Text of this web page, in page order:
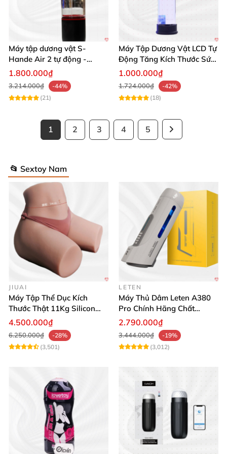
Máy tập dương vật S-
Hande Air 2 tự động -
Rung, Hút, Tăng kích thước
1.800.000₫
3.214.000₫
-44%
(21)
Máy Tập Dương Vật LCD Tự
Động Tăng Kích Thước Sức
Bền
1.000.000₫
1.724.000₫
-42%
(18)
1 2 3 4 5
📂 Sextoy Nam
JIUAI
Máy Tập Thể Dục Kích
Thước Thật 11Kg Silicon
Cao Cấp Nhật Bản
4.500.000₫
6.250.000₫
-28%
(3,501)
LETEN
Máy Thủ Dâm Leten A380
Pro Chính Hãng Chất
Lượng Cao
2.790.000₫
3.444.000₫
-19%
(3,012)